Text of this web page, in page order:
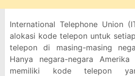
International Telephone Union
alokasi kode telepon untuk
telepon di masing-masing
Hanya negara-negara
memiliki kode telepon